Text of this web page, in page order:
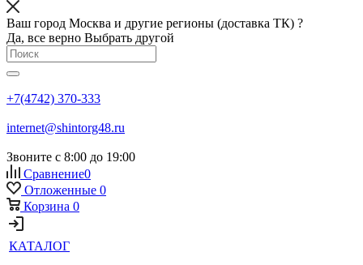
Ваш город Москва и другие регионы (доставка ТК) ?
Да, все верно Выбрать другой
+7(4742) 370-333
internet@shintorg48.ru
Звоните с 8:00 до 19:00
Сравнение0
Отложенные 0
Корзина 0
КАТАЛОГ